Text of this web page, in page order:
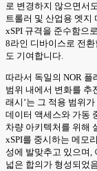
로 변경하지 않으면서
트롤러 및 산업용 엣지
xSPI 규격을 준수함으
8라인 디바이스로 전
도 기여합니다.
따라서 독일의 NOR
범위 내에서 변화를 추
래시’는 그 적용 범위
데이터 액세스와 가동
차량 아키텍처를 위해
xSPI를 중시하는 메모
성에 발맞추고 있으며,
넓은 합의가 형성되었